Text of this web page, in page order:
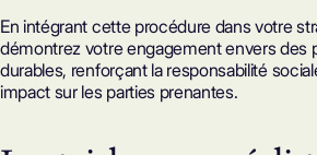
En intégrant cette procédure dans votre
démontrez votre engagement envers des
durables, renforçant la responsabilité
impact sur les parties prenantes.